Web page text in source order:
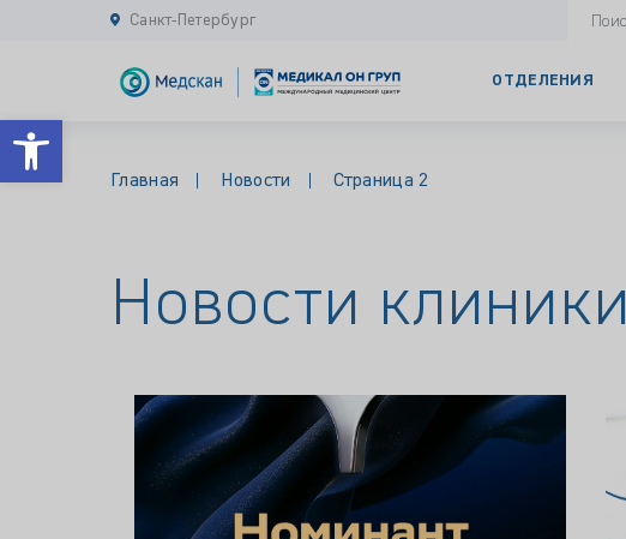
Открыть панель инструментов
Санкт-Петербург
ОТДЕЛЕНИЯ
Главная Новости Страница 2
Новости клиники